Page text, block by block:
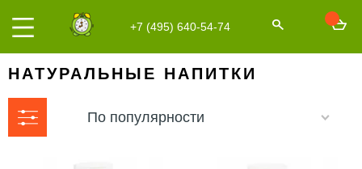
+7 (495) 640-54-74
НАТУРАЛЬНЫЕ НАПИТКИ
По популярности